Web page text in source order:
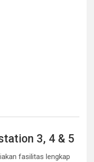
3, 4 & 5
fasilitas lengkap